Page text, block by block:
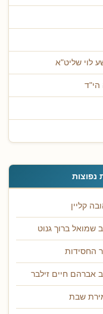
לוי שליט"א
הי"ד
נפוצות
קליין
שמואל ברוך גנוט
החסידות
אברהם חיים זילבר
שבת